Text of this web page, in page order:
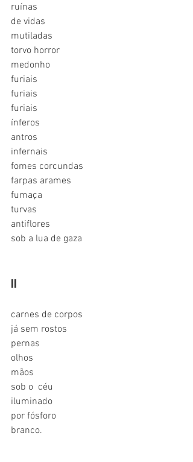
ruínas
de vidas
mutiladas
torvo horror
medonho
furiais
furiais
furiais
ínferos
antros
infernais
fomes corcundas
farpas arames
fumaça
turvas
antiflores
sob a lua de gaza
II
carnes de corpos
já sem rostos
pernas
olhos
mãos
sob o  céu
iluminado
por fósforo
branco.